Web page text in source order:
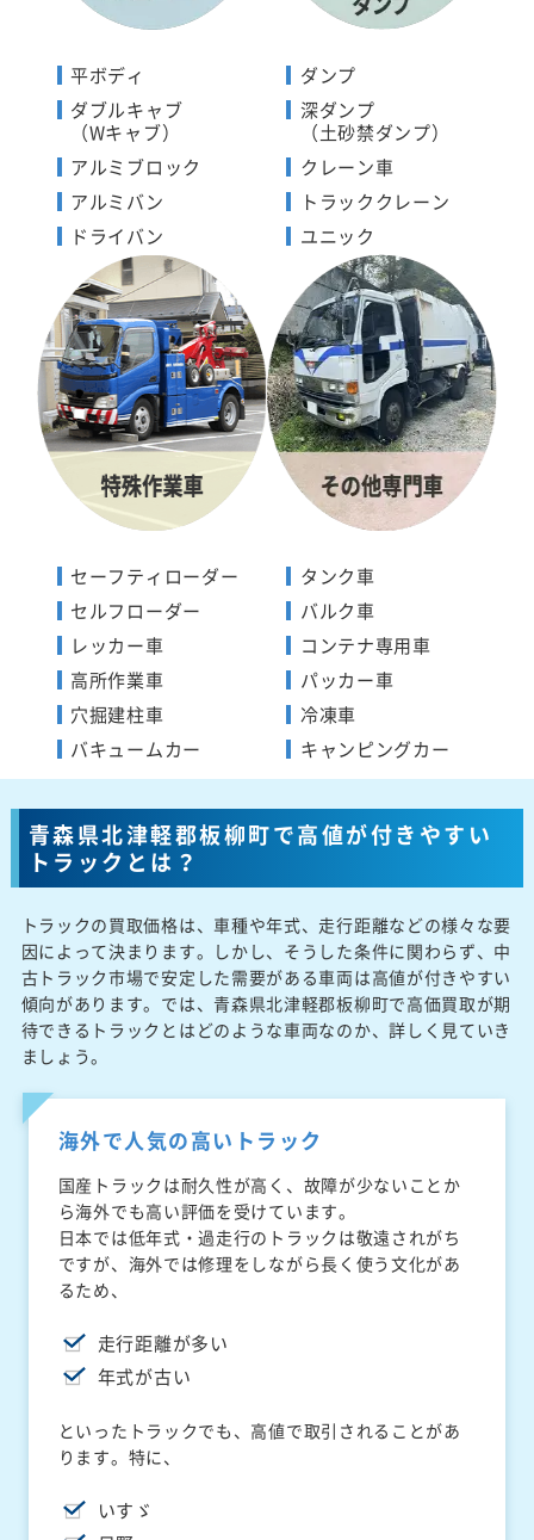
平ボディ
ダブルキャブ
（Wキャブ）
アルミブロック
アルミバン
ドライバン
ダンプ
深ダンプ
（土砂禁ダンプ）
クレーン車
トラッククレーン
ユニック
セーフティローダー
セルフローダー
レッカー車
高所作業車
穴掘建柱車
バキュームカー
タンク車
バルク車
コンテナ専用車
パッカー車
冷凍車
キャンピングカー
青森県北津軽郡板柳町で高値が付きやすい
トラックとは？
トラックの買取価格は、車種や年式、走行距離などの様々な要
因によって決まります。しかし、そうした条件に関わらず、中
古トラック市場で安定した需要がある車両は高値が付きやすい
傾向があります。では、青森県北津軽郡板柳町で高価買取が期
待できるトラックとはどのような車両なのか、詳しく見ていき
ましょう。
海外で人気の高いトラック
国産トラックは耐久性が高く、故障が少ないことか
ら海外でも高い評価を受けています。
日本では低年式・過走行のトラックは敬遠されがち
ですが、海外では修理をしながら長く使う文化があ
るため、
走行距離が多い
年式が古い
といったトラックでも、高値で取引されることがあ
ります。特に、
いすゞ